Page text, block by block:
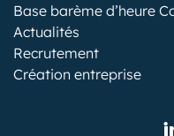
Base barème d’heure
Actualités
Recrutement
Création entreprise